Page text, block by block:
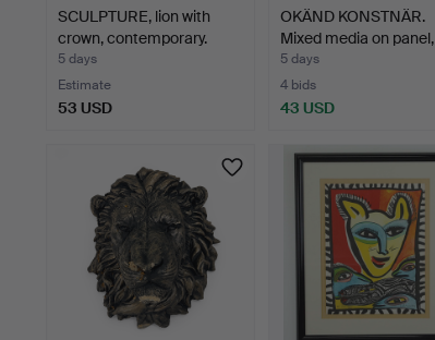
SCULPTURE, lion with
crown, contemporary.
5 days
Estimate
53 USD
OKÄND KONSTNÄR.
Mixed media on panel,
unsi…
5 days
4 bids
43 USD